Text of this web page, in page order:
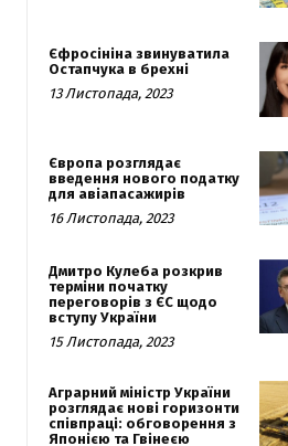
Єфросініна звинуватила
Остапчука в брехні
13 Листопада, 2023
Європа розглядає
введення нового податку
для авіапасажирів
16 Листопада, 2023
Дмитро Кулеба розкрив
терміни початку
переговорів з ЄС щодо
вступу України
15 Листопада, 2023
Аграрний міністр України
розглядає нові горизонти
співпраці: обговорення з
Японією та Гвінеєю